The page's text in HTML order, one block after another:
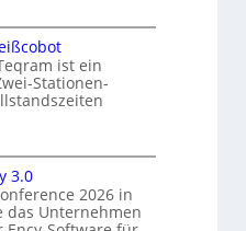
ist ein
Stationen-
3.0
2026 in
das Unternehmen